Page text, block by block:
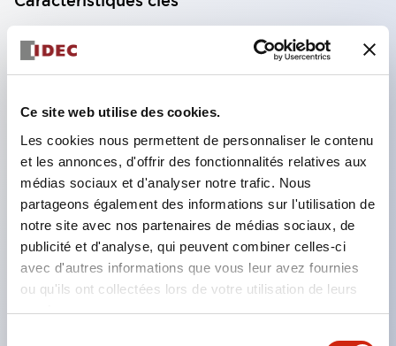
Ce site web utilise des cookies.
Les cookies nous permettent de personnaliser le contenu
et les annonces, d'offrir des fonctionnalités relatives aux
médias sociaux et d'analyser notre trafic. Nous
partageons également des informations sur l'utilisation de
notre site avec nos partenaires de médias sociaux, de
publicité et d'analyse, qui peuvent combiner celles-ci
avec d'autres informations que vous leur avez fournies
ou qu'ils ont collectées lors de votre utilisation de leurs
services.
Bloc de contact à 2 étages avec 2 contacts,
permettant une configuration à 4 contacts
contact à 11 étages), 59,9 mm (*bloc de contact à
22 étages). Conception peu encombrante
possible.
Structure de sécurité de 3e génération :
déclenchement à 2 actions, garde intégrée,
structure de protection des doigts IP20.